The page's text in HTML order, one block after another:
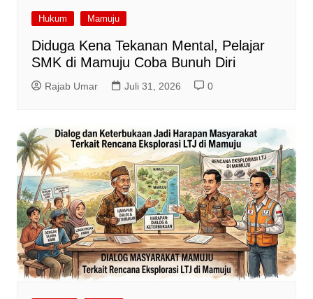
Hukum Mamuju
Diduga Kena Tekanan Mental, Pelajar
SMK di Mamuju Coba Bunuh Diri
Rajab Umar Juli 31, 2026 0